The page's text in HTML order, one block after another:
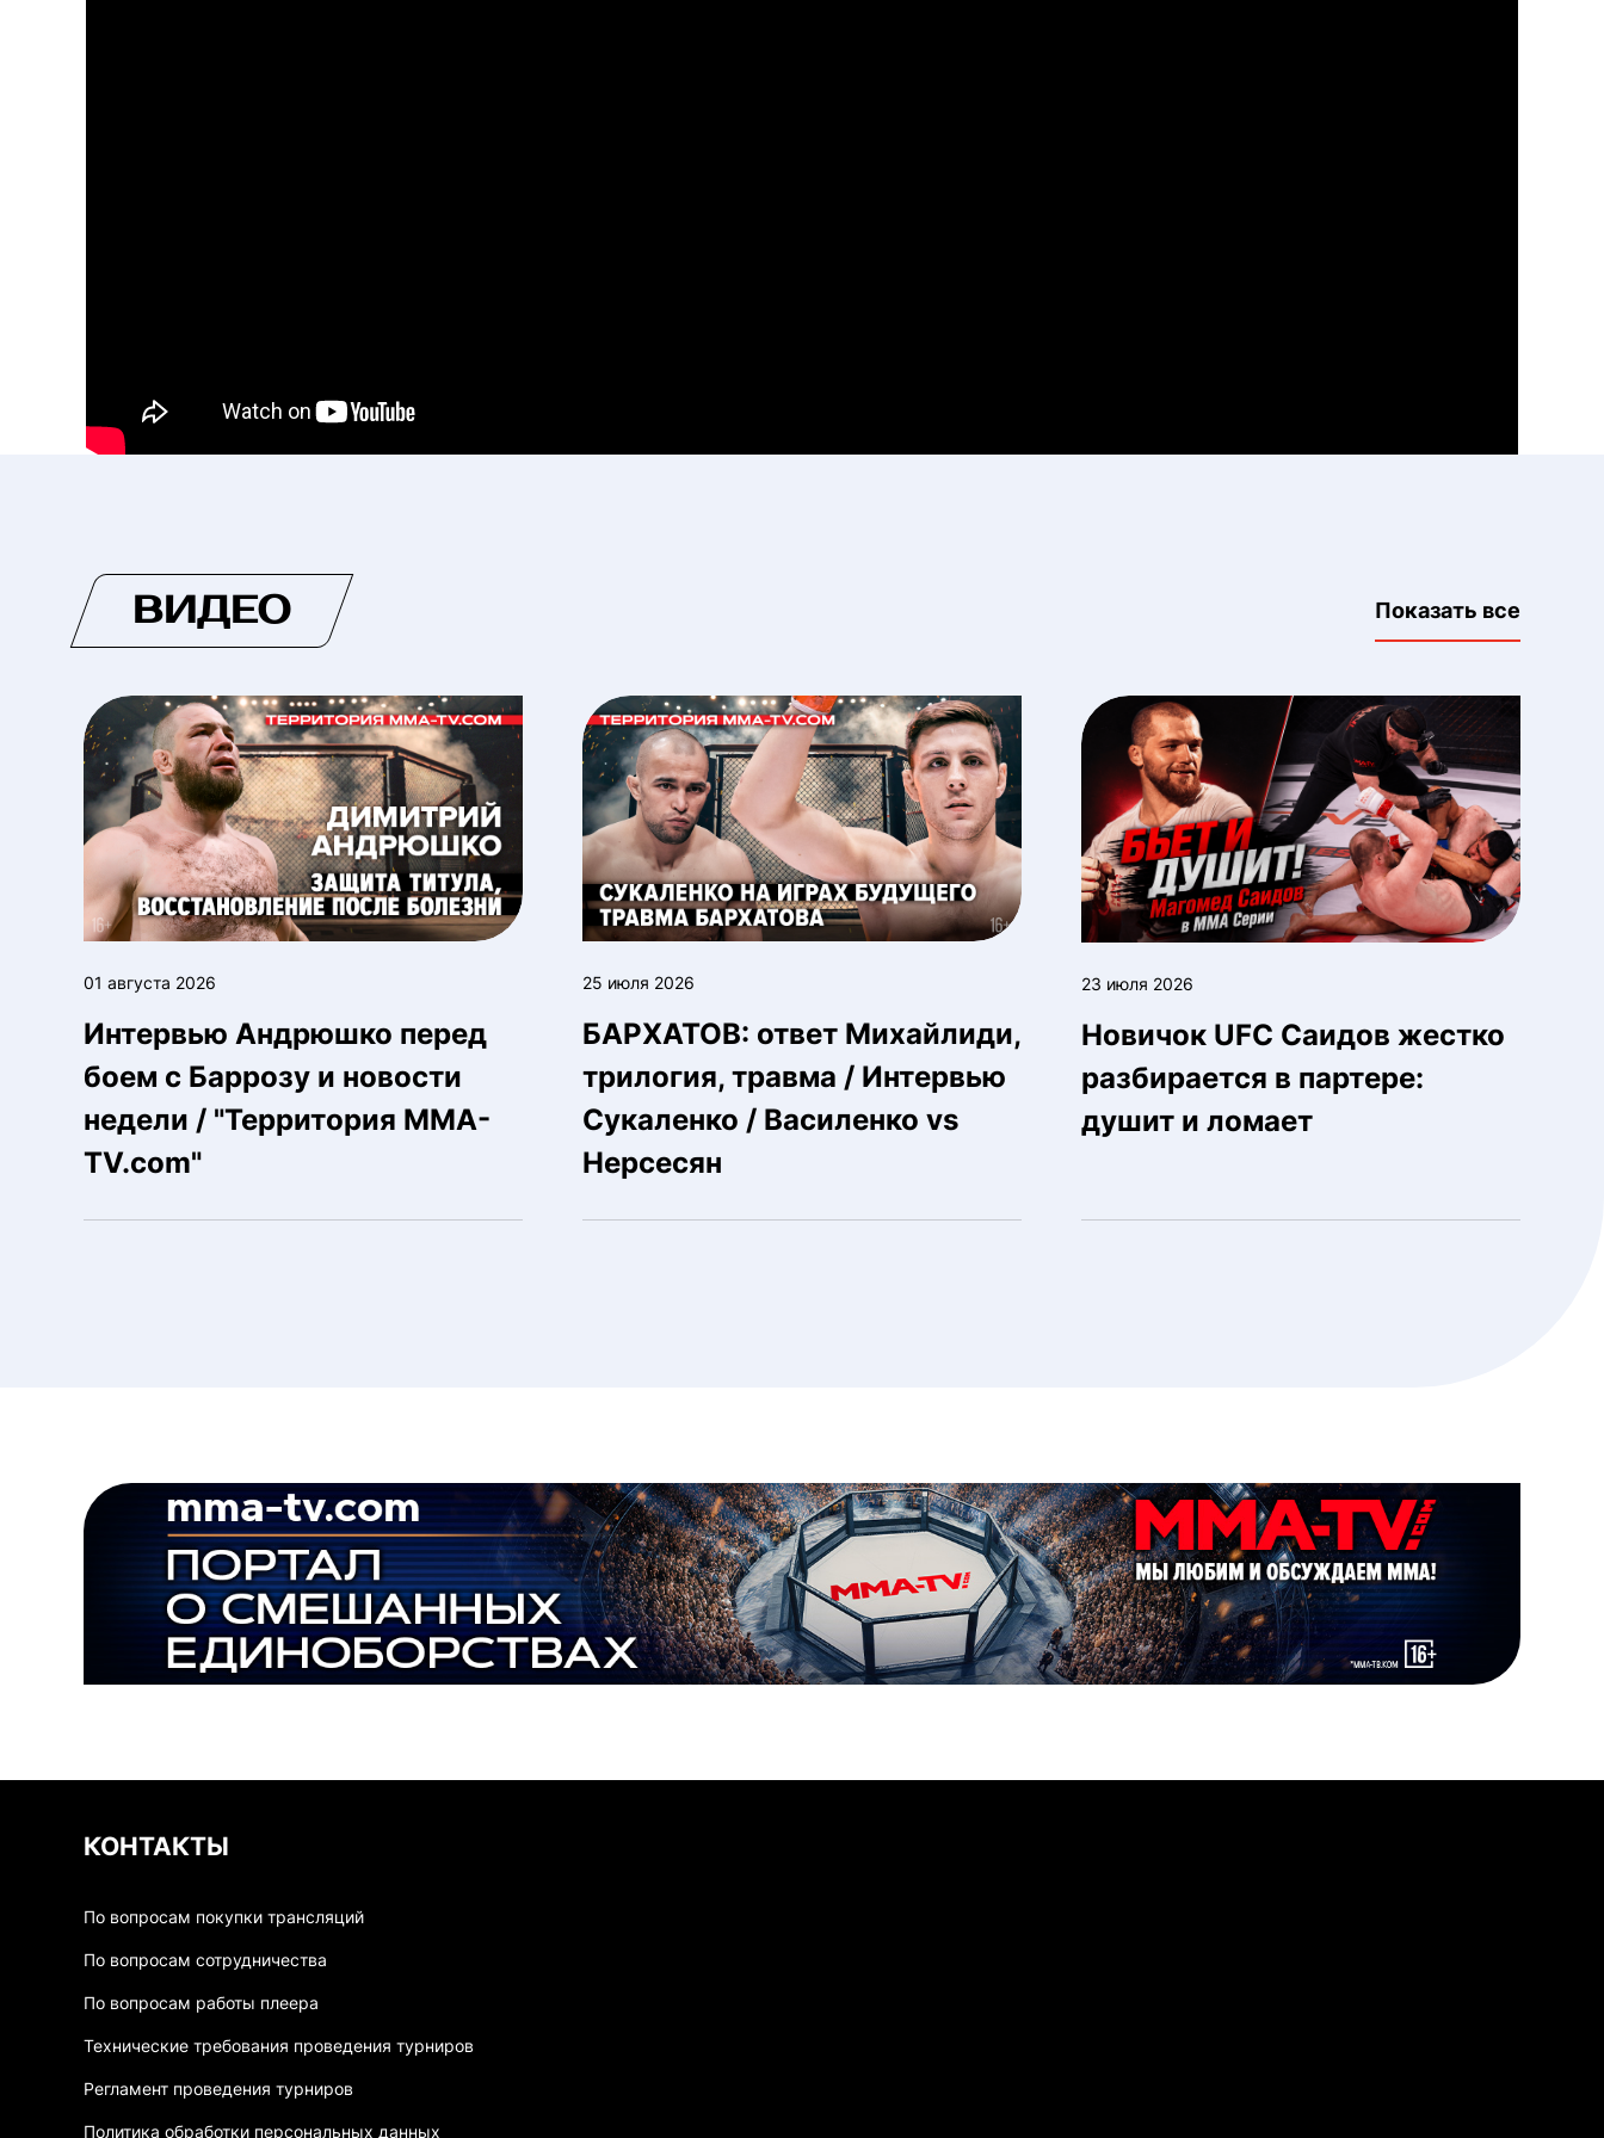
ВИДЕО Показать все
01 августа 2026
Интервью Андрюшко перед
боем с Баррозу и новости
недели / "Территория MMA-
TV.com"
25 июля 2026
БАРХАТОВ: ответ Михайлиди,
трилогия, травма / Интервью
Сукаленко / Василенко vs
Нерсесян
23 июля 2026
Новичок UFC Саидов жестко
разбирается в партере:
душит и ломает
КОНТАКТЫ
По вопросам покупки трансляций
По вопросам сотрудничества
По вопросам работы плеера
Технические требования проведения турниров
Регламент проведения турниров
Политика обработки персональных данных